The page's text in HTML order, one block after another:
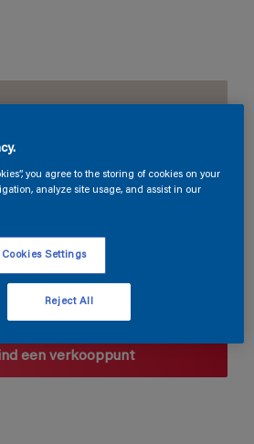
Bereken
een verkooppunt
you agree to the storing of cookies on your
analyze site usage, and assist in our
Cookies Settings
Reject All